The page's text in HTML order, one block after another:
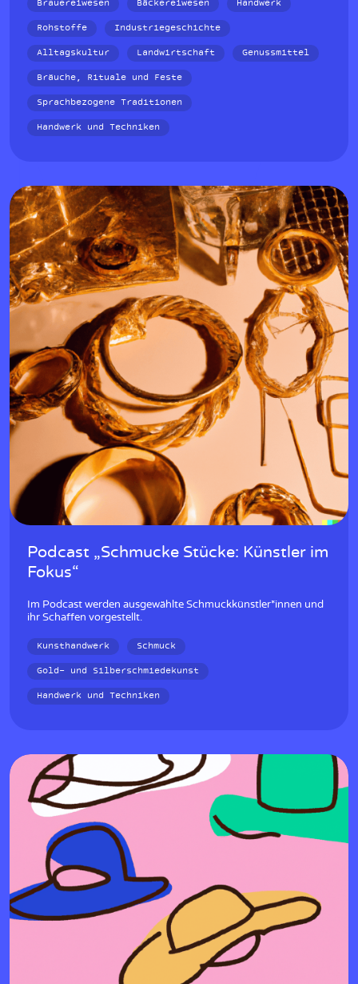
Brauereiwesen Bäckereiwesen
Handwerk
Rohstoffe
Industriegeschichte
Alltagskultur
Landwirtschaft
Genussmittel
Bräuche, Rituale und Feste
Sprachbezogene Traditionen
Handwerk und Techniken
Podcast „Schmucke Stücke: Künstler im
Fokus“
Im Podcast werden ausgewählte Schmuckkünstler*innen und
ihr Schaffen vorgestellt.
Kunsthandwerk
Schmuck
Gold- und Silberschmiedekunst
Handwerk und Techniken